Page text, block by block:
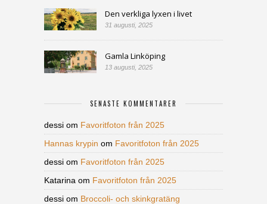
Den verkliga lyxen i livet
31 augusti, 2025
Gamla Linköping
13 augusti, 2025
SENASTE KOMMENTARER
dessi om Favoritfoton från 2025
Hannas krypin om Favoritfoton från 2025
dessi om Favoritfoton från 2025
Katarina om Favoritfoton från 2025
dessi om Broccoli- och skinkgratäng